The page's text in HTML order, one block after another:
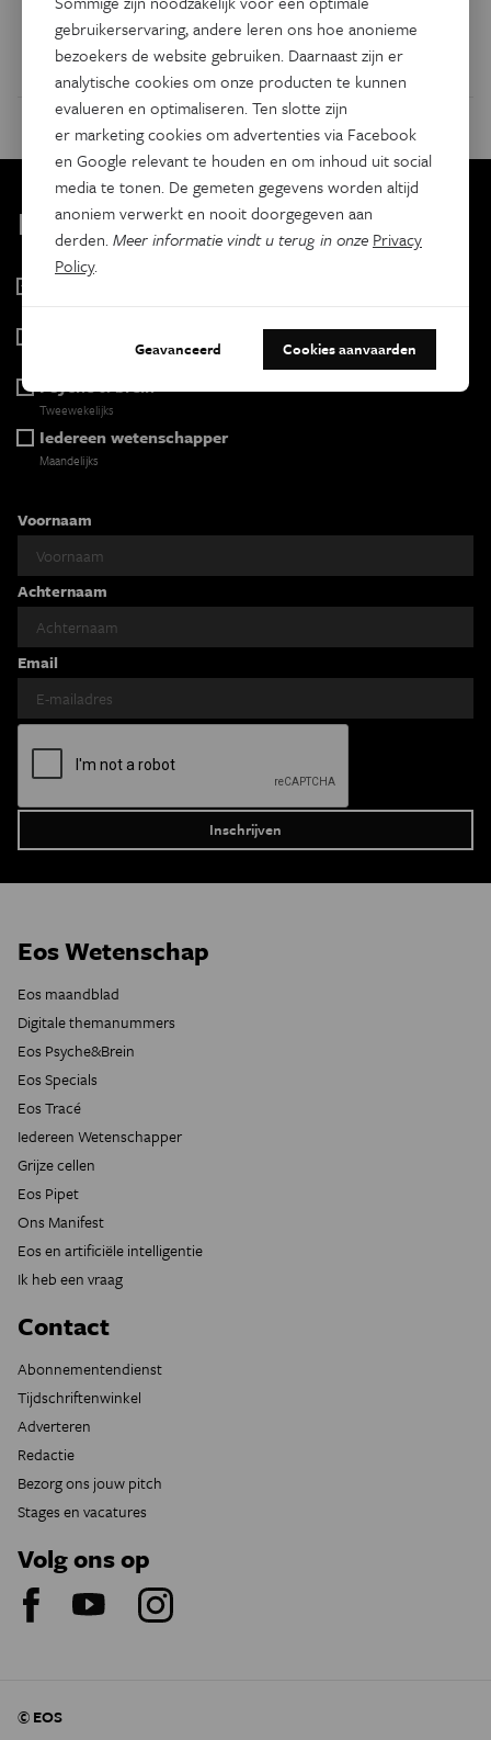
complex algoritme dat dit kan, bestond nog niet. Nu wel.
DoorLissa Melis
Kies je nieuwsbrief
Psyche & brein
Tweewekelijks
Iedereen wetenschapper
Maandelijks
Voornaam
Achternaam
Email
Eos Wetenschap
Eos maandblad
Digitale themanummers
Eos Psyche&Brein
Eos Specials
Eos Tracé
Iedereen Wetenschapper
Grijze cellen
Eos Pipet
Ons Manifest
Eos en artificiële intelligentie
Ik heb een vraag
Contact
Abonnementendienst
Tijdschriftenwinkel
Adverteren
Redactie
Bezorg ons jouw pitch
Stages en vacatures
Volg ons op
© EOS
gebruikerservaring, andere leren ons hoe anonieme
bezoekers de website gebruiken. Daarnaast zijn er
analytische cookies om onze producten te kunnen
evalueren en optimaliseren. Ten slotte zijn
er marketing cookies om advertenties via Facebook
en Google relevant te houden en om inhoud uit social
media te tonen. De gemeten gegevens worden altijd
anoniem verwerkt en nooit doorgegeven aan
derden.Meer informatie vindt u terug in onze Privacy
Policy.
Geavanceerd Cookies aanvaarden